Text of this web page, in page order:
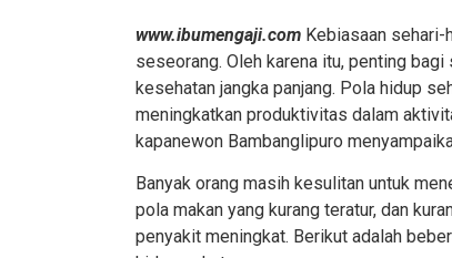
www.ibumengaji.com Kebiasaan sehari-
seseorang. Oleh karena itu, penting
kesehatan jangka panjang. Pola hidup
meningkatkan produktivitas dalam
kapanewon Bambanglipuro
Banyak orang masih kesulitan untuk
pola makan yang kurang teratur, dan
penyakit meningkat. Berikut adalah